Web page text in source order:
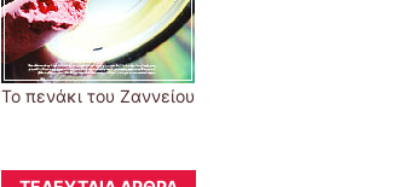
Το πενάκι του Ζαννείου